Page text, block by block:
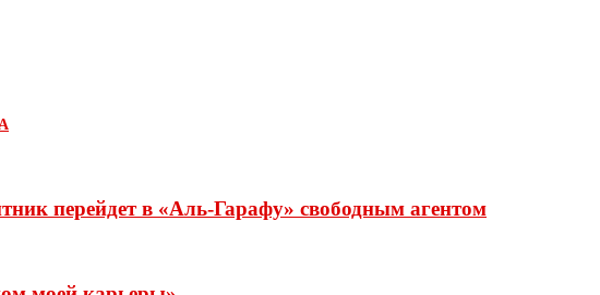
перейдет в «Аль-Гарафу» свободным агентом